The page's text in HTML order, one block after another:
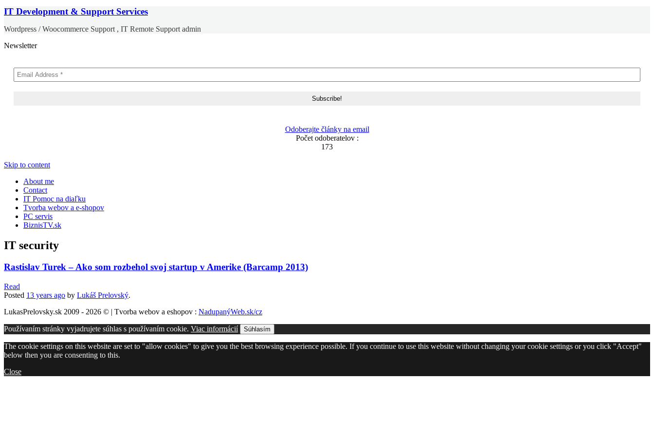
IT Development & Support Services
Wordpress / Woocommerce Support , IT Remote Support admin
Newsletter
Odoberajte články na email
Počet odoberatelov :
173
Skip to content
About me
Contact
IT Pomoc na diaľku
Tvorba webov a e-shopov
PC servis
BiznisTV.sk
IT security
Rastislav Turek – Ako som rozbehol svoj startup v Amerike (Barcamp 2013)
Read
Posted 13 years ago by Lukáš Prelovský.
LukasPrelovsky.sk 2009 - 2026 © | Tvorba webov a eshopov : NadupanýWeb.sk/cz
Používaním stránky vyjadrujete súhlas s používaním cookie. Viac informácií Súhlasím
The cookie settings on this website are set to "allow cookies" to give you the best browsing experience possible. If you continue to use this website without changing your cookie settings or you click "Accept"
below then you are consenting to this.
Close